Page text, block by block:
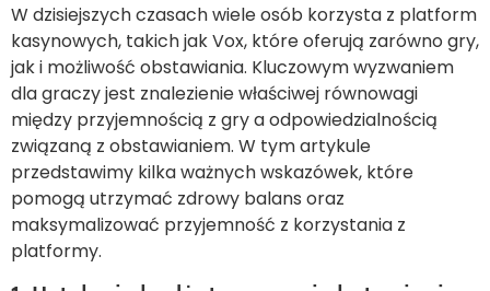
W dzisiejszych czasach wiele osób korzysta z platform
kasynowych, takich jak Vox, które oferują zarówno gry,
jak i możliwość obstawiania. Kluczowym wyzwaniem
dla graczy jest znalezienie właściwej równowagi
między przyjemnością z gry a odpowiedzialnością
związaną z obstawianiem. W tym artykule
przedstawimy kilka ważnych wskazówek, które
pomogą utrzymać zdrowy balans oraz
maksymalizować przyjemność z korzystania z
platformy.